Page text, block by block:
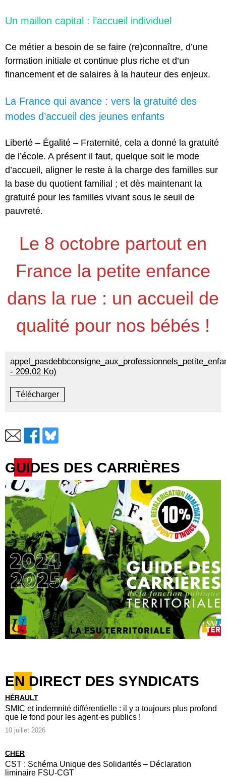
Un maillon capital : l’accueil individuel
Ce métier a besoin de se faire (re)connaître, d’une
formation initiale et continue plus riche et d’un
financement et de salaires à la hauteur des enjeux.
La France qui avance : vers la gratuité des
modes d’accueil des jeunes enfants
Liberté – Égalité – Fraternité, cela a donné la gratuité
de l’école. A présent il faut, quelque soit le mode
d’accueil, aligner le reste à la charge des familles sur
la base du quotient familial ; et dès maintenant la
gratuité pour les familles vivant sous le seuil de
pauvreté.
Le 8 octobre partout en
France la petite enfance
dans la rue : un accueil de
qualité pour nos bébés !
- 209.02 Ko)
Télécharger
GUIDES DES CARRIÈRES
EN DIRECT DES SYNDICATS
HÉRAULT
SMIC et indemnité différentielle : il y a toujours plus profond
que le fond pour les agent·es publics !
10 juillet 2026
CHER
CST : Schéma Unique des Solidarités – Déclaration
liminaire FSU-CGT